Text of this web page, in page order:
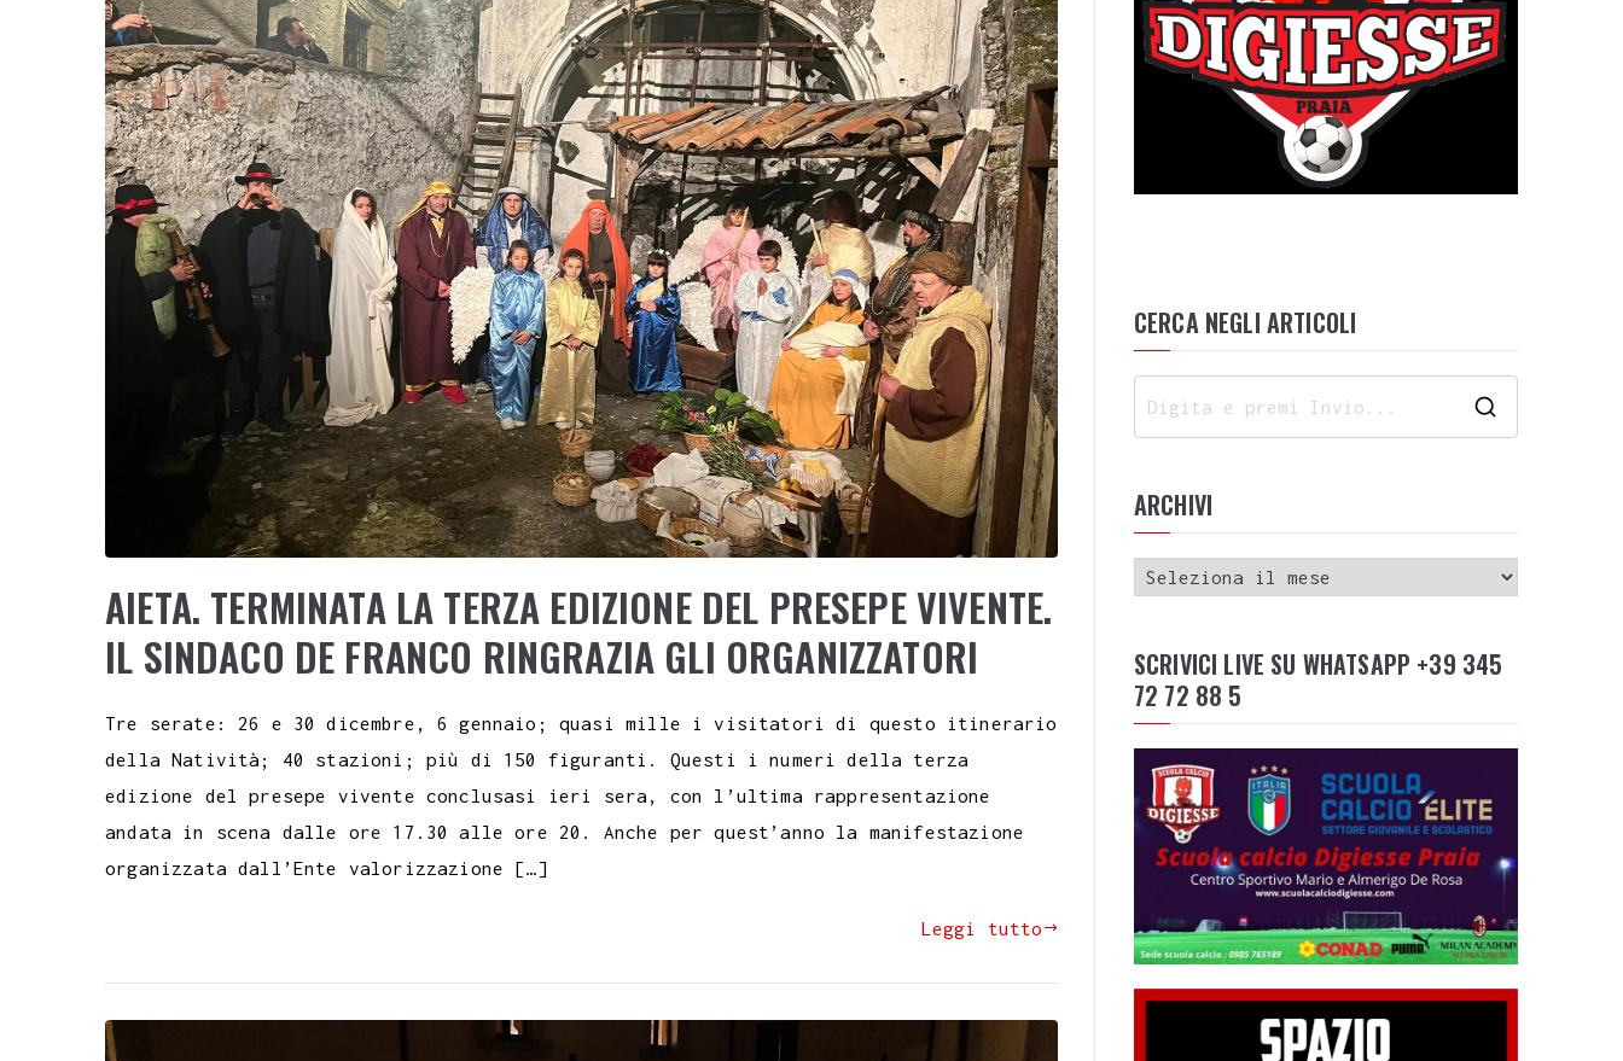
AIETA. TERMINATA LA TERZA EDIZIONE DEL PRESEPE VIVENTE.
IL SINDACO DE FRANCO RINGRAZIA GLI ORGANIZZATORI
Tre serate: 26 e 30 dicembre, 6 gennaio; quasi mille i visitatori di questo itinerario
della Natività; 40 stazioni; più di 150 figuranti. Questi i numeri della terza
edizione del presepe vivente conclusasi ieri sera, con l’ultima rappresentazione
andata in scena dalle ore 17.30 alle ore 20. Anche per quest’anno la manifestazione
organizzata dall’Ente valorizzazione […]
Leggi tutto
CERCA NEGLI ARTICOLI
ARCHIVI
SCRIVICI LIVE SU WHATSAPP +39 345
72 72 88 5